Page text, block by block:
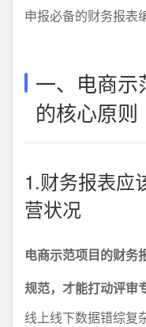
申报必备的财务报表
一、电商示
的核心原则
1.财务报表应
营状况
电商示范项目的财务
规范，才能打动评审
线上线下数据错综复